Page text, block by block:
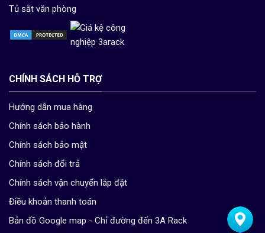
Tủ sắt văn phòng
CHÍNH SÁCH HỖ TRỢ
Hướng dẫn mua hàng
Chính sách bảo hành
Chính sách bảo mật
Chính sách đổi trả
Chính sách vận chuyển lắp đặt
Điều khoản thanh toán
Bản đồ Google map - Chỉ đường đến 3A Rack